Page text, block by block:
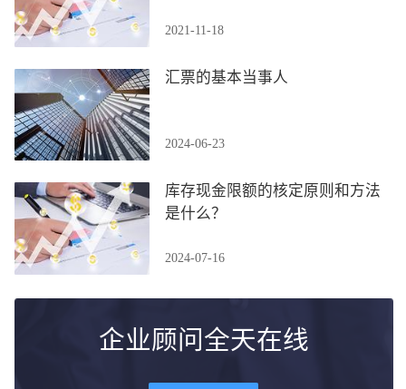
2021-11-18
汇票的基本当事人
2024-06-23
库存现金限额的核定原则和方法
是什么？
2024-07-16
企业顾问全天在线